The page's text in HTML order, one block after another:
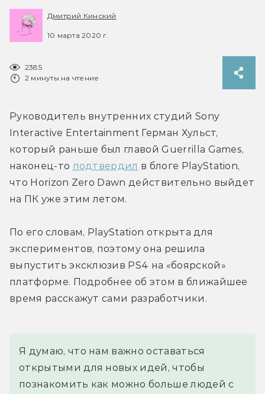
Дмитрий Кинский
10 марта 2020 г.
2385
2 минуты на чтение
Руководитель внутренних студий Sony
Interactive Entertainment Герман Хульст,
который раньше был главой Guerrilla Games,
наконец-то подтвердил в блоге PlayStation,
что Horizon Zero Dawn действительно выйдет
на ПК уже этим летом.
По его словам, PlayStation открыта для
экспериментов, поэтому она решила
выпустить эксклюзив PS4 на «боярской»
платформе. Подробнее об этом в ближайшее
время расскажут сами разработчики.
Я думаю, что нам важно оставаться
открытыми для новых идей, чтобы
познакомить как можно больше людей с